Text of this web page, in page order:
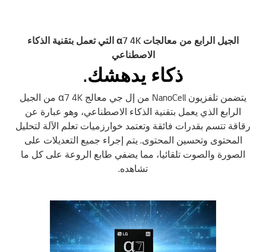
الجيل الرابع من معالجات α7 4K التي تعمل بتقنية الذكاء
الاصطناعي
ذكاء يدهشك.
يتضمن تلفزيون NanoCell من إل جي معالج α7 4K من الجيل
الرابع الذي يعمل بتقنية الذكاء الاصطناعي، وهو عبارة عن
رقاقة تتسم بقدرات فائقة وتعتمد خوارزميات تعلم الآلة لتحليل
المحتوى وتحسين المحتوى. يتم إجراء جميع التعديلات على
الصورة والصوت تلقائيا، مما يضفي طابع الروعة على كل ما
تشاهده.